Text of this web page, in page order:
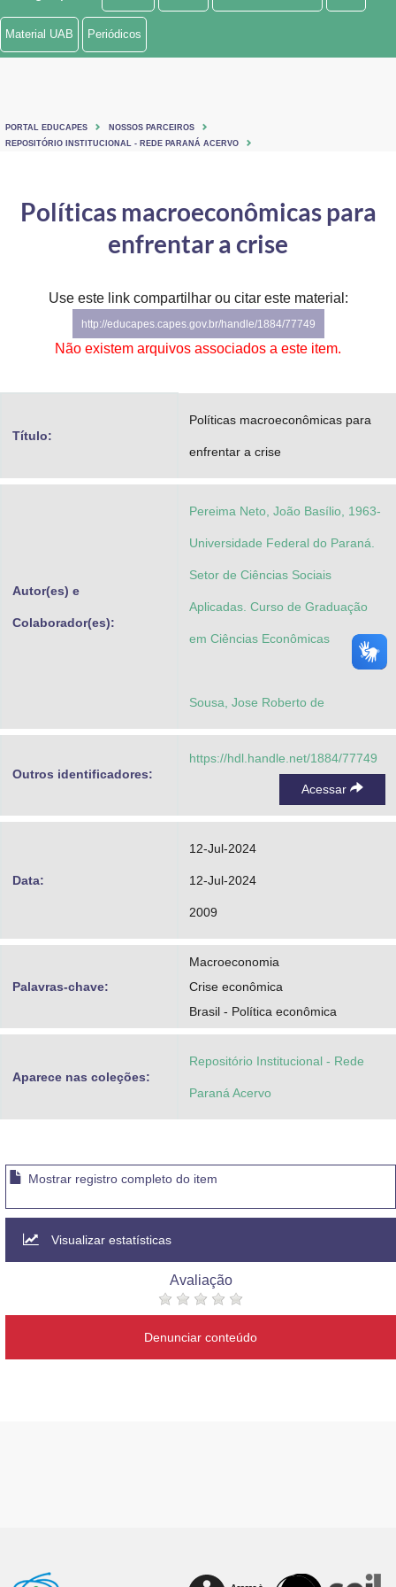
Ministério de Minas e Energia
Ministério do Turismo
Controladoria-Geral da União
Secretaria-Geral
Material UAB Periódicos
PORTAL EDUCAPES
NOSSOS PARCEIROS
REPOSITÓRIO INSTITUCIONAL - REDE PARANÁ ACERVO
Políticas macroeconômicas para
enfrentar a crise
Use este link compartilhar ou citar este material:
http://educapes.capes.gov.br/handle/1884/77749
Não existem arquivos associados a este item.
Título:
Políticas macroeconômicas para
enfrentar a crise
Autor(es) e
Colaborador(es):
Pereima Neto, João Basílio, 1963-
Universidade Federal do Paraná.
Setor de Ciências Sociais
Aplicadas. Curso de Graduação
em Ciências Econômicas
Sousa, Jose Roberto de
Outros identificadores:
https://hdl.handle.net/1884/77749
Acessar
Data:
12-Jul-2024
12-Jul-2024
2009
Palavras-chave:
Macroeconomia
Crise econômica
Brasil - Política econômica
Aparece nas coleções:
Repositório Institucional - Rede
Paraná Acervo
Mostrar registro completo do item
Visualizar estatísticas
Avaliação
Denunciar conteúdo